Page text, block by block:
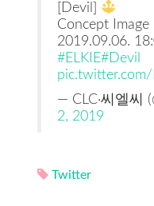
[Devil]
Concept Image
2019.09.06.
#ELKIE#Devil
— CLC·씨엘씨
2, 2019
Twitter